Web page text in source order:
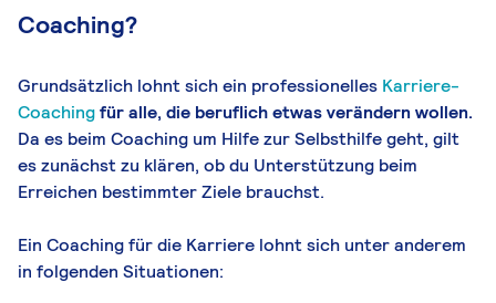
Coaching?
Grundsätzlich lohnt sich ein professionelles Karriere-
Coachingfür alle, die beruflich etwas verändern wollen.
Da es beim Coaching um Hilfe zur Selbsthilfe geht, gilt
es zunächst zu klären, ob du Unterstützung beim
Erreichen bestimmter Ziele brauchst.
Ein Coaching für die Karriere lohnt sich unter anderem
in folgenden Situationen: